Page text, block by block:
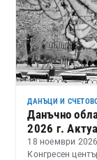
ДАНЪЦИ И
Данъчно
2026 г.
18 ноември 2026
Конгресен